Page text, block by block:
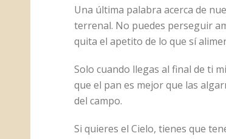
Una última palabra acerca de
terrenal. No puedes perseguir
quita el apetito de lo que sí
Solo cuando llegas al final de ti
que el pan es mejor que las
del campo.
Si quieres el Cielo, tienes que